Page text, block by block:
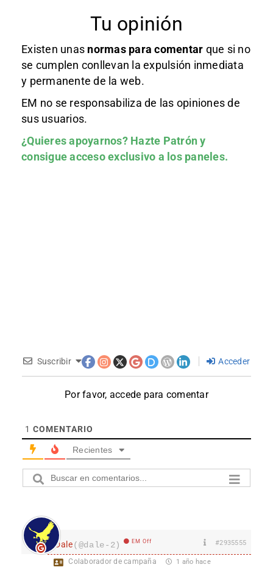
Tu opinión
Existen unas normas para comentar que si no
se cumplen conllevan la expulsión inmediata
y permanente de la web.
EM no se responsabiliza de las opiniones de
sus usuarios.
¿Quieres apoyarnos? Hazte Patróny
consigue acceso exclusivo a los paneles.
Suscribir Acceder
Por favor, accede para comentar
1 COMENTARIO
Recientes
Dale(@dale-2) EM Off #2935555
Colaborador de campaña 1 año hace